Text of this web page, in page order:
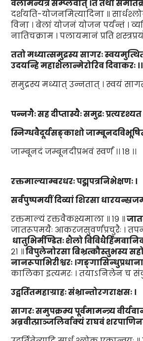
वेलामन्यत्र सम्प्लवात् ।तंतथा
दर्शयति-योजनमित्यादिना ॥
विना । बेलां योजनं योजन पर्यन्तं ।
नातिचक्राम । पलायमानं प्रति
ततो मध्यात्समुद्रस्य सागरः
उदयन्हि महाशैलान्मेरोरिव दिवाकरः ।।
समुद्रस्य मध्यात् उन्नतात् । स्वयं
पन्नगैः सह दीप्तास्यैः समुद्रः प्रत्यदृश्यत
स्निग्धवैदूर्यसङ्काशो
जाम्बूनदं जम्बूनदीप्रभवं स्वर्णं ।। १८ ।।
रक्तमाल्याम्बरधरः पद्मपत्रनिभेक्षणः ।
सर्वपुष्पमयींदिव्यांशिरसा
रक्तमाल्यं रक्तवैकक्ष्यमाला ॥ १९ ॥
जातरूपमयैः आकरजसुवर्णप्रचुरैः ।
धातुभिर्मण्डितः शैलो विविधैर्हि
२१ ॥विपुलेनोरसा बिभ्रत्कौस्तुभस्य
नानरूपाभिरीश्वरः ।
कालिका इत्यमरः । तयाऽनिलेन च
उद्वर्तितमहाग्राहः संभ्रान्तोरगराक्षसः ।
सागरः समुपक्रम्य पूर्वमामन्त्र्य
अब्रवीत्प्राञ्जलिर्वाक्यं राघवं